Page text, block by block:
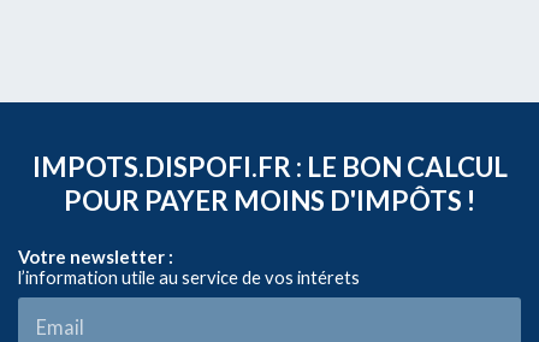
IMPOTS.DISPOFI.FR : LE BON CALCUL
POUR PAYER MOINS D'IMPÔTS !
Votre newsletter :
l’information utile au service de vos intérets